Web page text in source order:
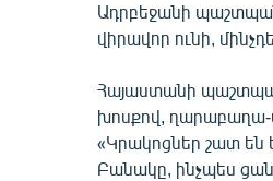
Ադրբեջանի
վիրավոր ունի,
Հայաստանի
խոսքով, ղարաբաղա-
«Կրակոցներ շատ են
Բանակը, ինչպես